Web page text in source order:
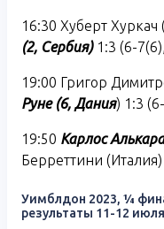
16:30 Хуберт
(2, Сербия) 1:3 (6-
19:00 Григор
Руне (6, Дания) 1:3
19:50 Карлос
Берреттини
Уимблдон 2023, ¼
результаты 11-12 июля